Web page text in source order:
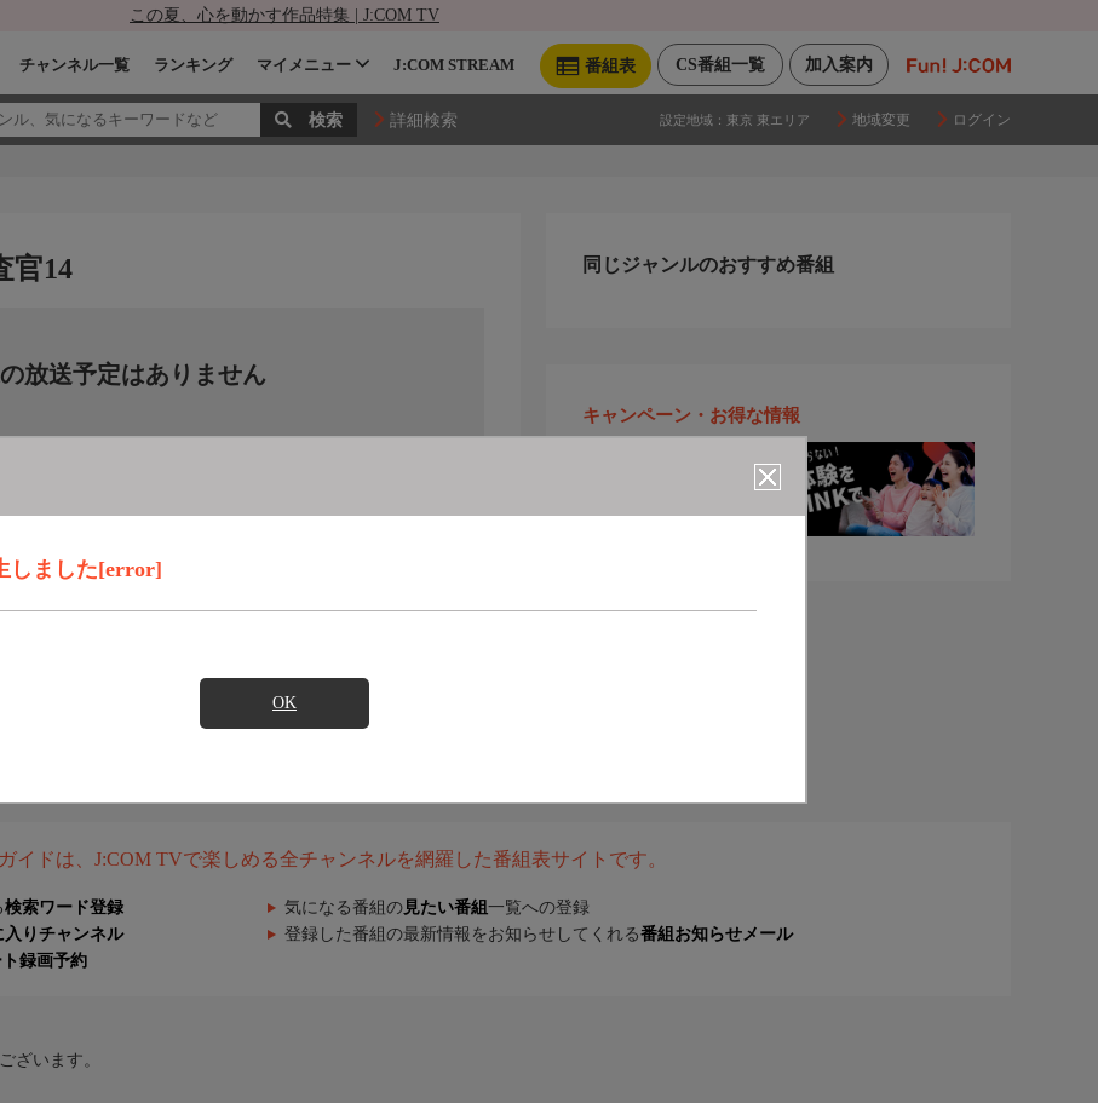
この夏、心を動かす作品特集 | J:COM TV
加入案内
CS番組一覧
番組表
チャンネル一覧 ランキング マイメニュー J:COM STREAM
詳細検索 設定地域： 東京 東エリア 地域変更 ログイン
しました[error]
OK
官14
放送予定はありません
同じジャンルのおすすめ番組
キャンペーン・お得な情報
イドは、J:COM TVで楽しめる全チャンネルを網羅した番組表サイトです。
検索ワード登録 気になる番組の 見たい番組 一覧への登録
入りチャンネル 登録した番組の最新情報をお知らせしてくれる番組お知らせメール
ト録画予約
ざいます。